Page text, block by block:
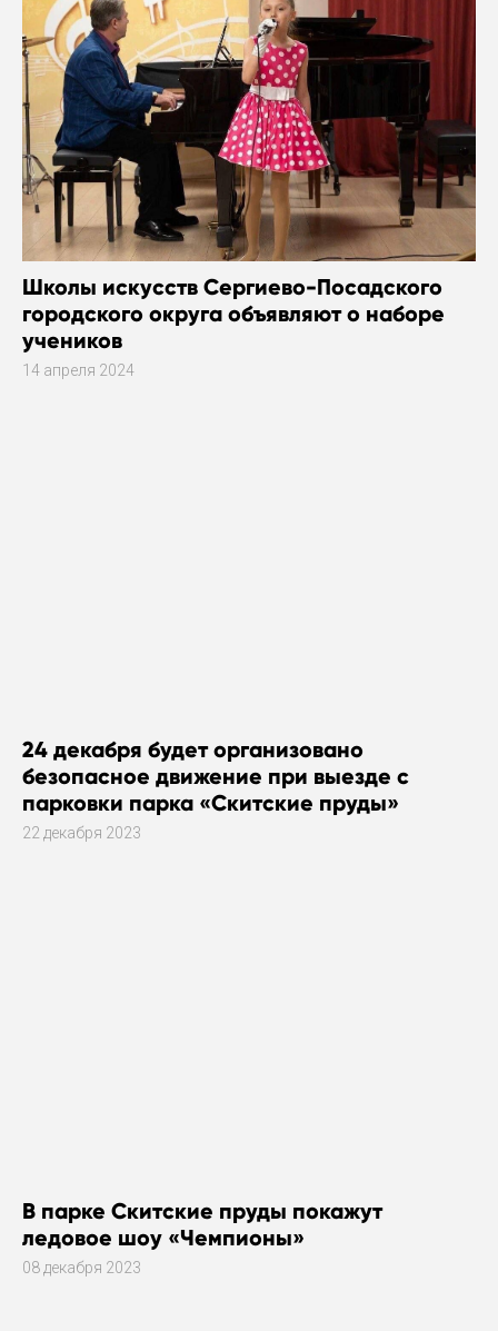
Школы искусств Сергиево-Посадского
городского округа объявляют о наборе
учеников
14 апреля 2024
24 декабря будет организовано
безопасное движение при выезде с
парковки парка «Скитские пруды»
22 декабря 2023
В парке Скитские пруды покажут
ледовое шоу «Чемпионы»
08 декабря 2023